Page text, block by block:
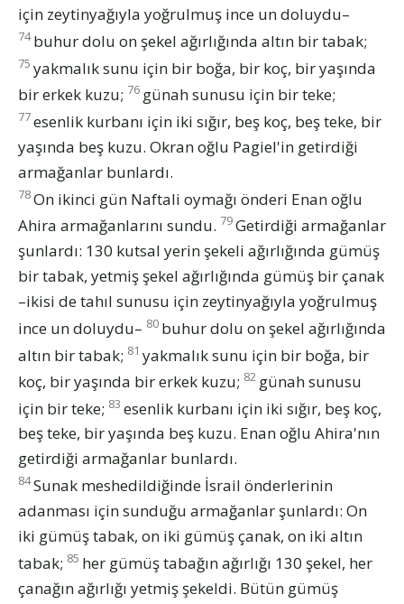
için zeytinyağıyla yoğrulmuş ince un doluydu–
74 buhur dolu on şekel ağırlığında altın bir tabak;
75 yakmalık sunu için bir boğa, bir koç, bir yaşında
bir erkek kuzu; 76 günah sunusu için bir teke;
77esenlik kurbanı için iki sığır, beş koç, beş teke, bir
yaşında beş kuzu. Okran oğlu Pagiel'in getirdiği
armağanlar bunlardı.
78On ikinci gün Naftali oymağı önderi Enan oğlu
Ahira armağanlarını sundu. 79Getirdiği armağanlar
şunlardı: 130 kutsal yerin şekeli ağırlığında gümüş
bir tabak, yetmiş şekel ağırlığında gümüş bir çanak
–ikisi de tahıl sunusu için zeytinyağıyla yoğrulmuş
ince un doluydu– 80 buhur dolu on şekel ağırlığında
altın bir tabak; 81 yakmalık sunu için bir boğa, bir
koç, bir yaşında bir erkek kuzu; 82 günah sunusu
için bir teke; 83 esenlik kurbanı için iki sığır, beş koç,
beş teke, bir yaşında beş kuzu. Enan oğlu Ahira'nın
getirdiği armağanlar bunlardı.
84Sunak meshedildiğinde İsrail önderlerinin
adanması için sunduğu armağanlar şunlardı: On
iki gümüş tabak, on iki gümüş çanak, on iki altın
tabak; 85 her gümüş tabağın ağırlığı 130 şekel, her
çanağın ağırlığı yetmiş şekeldi. Bütün gümüş